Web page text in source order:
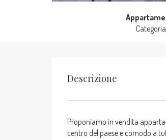
Categoria
Descrizione
Proponiamo in vendita
centro del paese e comodo a